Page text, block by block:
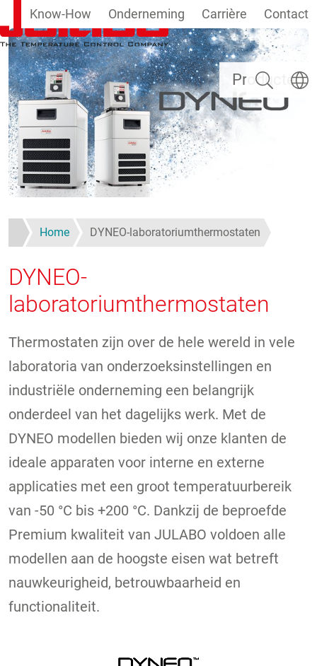
Overslaan en naar de inhoud gaan
Producten
Know-How Onderneming Carrière Contact
Zoeken Taal
Home DYNEO-laboratoriumthermostaten
DYNEO-
laboratoriumthermostaten
Thermostaten zijn over de hele wereld in vele
laboratoria van onderzoeksinstellingen en
industriële onderneming een belangrijk
onderdeel van het dagelijks werk. Met de
DYNEO modellen bieden wij onze klanten de
ideale apparaten voor interne en externe
applicaties met een groot temperatuurbereik
van -50 °C bis +200 °C. Dankzij de beproefde
Premium kwaliteit van JULABO voldoen alle
modellen aan de hoogste eisen wat betreft
nauwkeurigheid, betrouwbaarheid en
functionaliteit.